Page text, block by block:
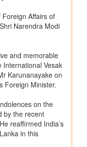
आधारित स्वास्थ्य सेवा
प्रतापराव जाधव
में हानि
तिलहन) का क्रियान्वयन
लिए उठाए गए कदम